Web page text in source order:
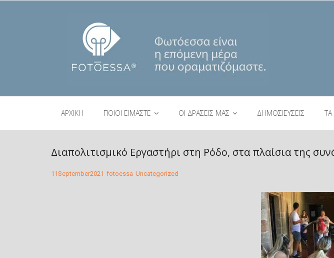
ΑΡΧΙΚΗ ΠΟΙΟΙ ΕΙΜΑΣΤΕ ΟΙ ΔΡΑΣΕΙΣ ΜΑΣ ΔΗΜΟΣΙΕΥΣΕΙΣ
Διαπολιτισμικό Εργαστήρι στη Ρόδο, στα πλαίσια της
11September2021 fotoessa Uncategorized